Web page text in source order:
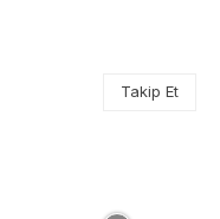
Takip Et